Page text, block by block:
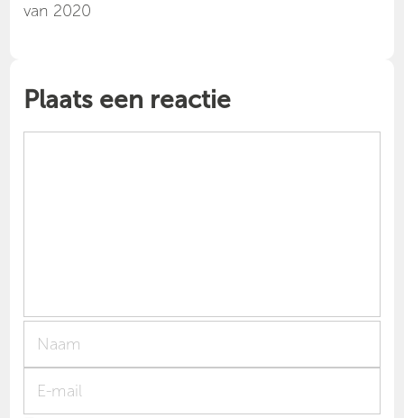
van 2020
Plaats een reactie